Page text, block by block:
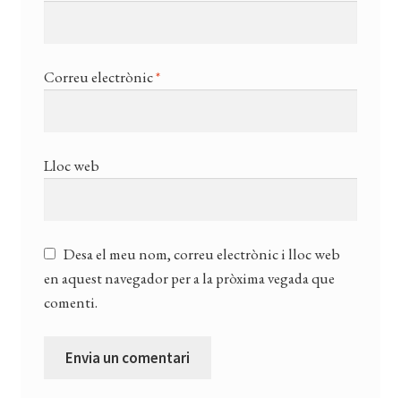
Correu electrònic*
Lloc web
Desa el meu nom, correu electrònic i lloc web
en aquest navegador per a la pròxima vegada que
comenti.